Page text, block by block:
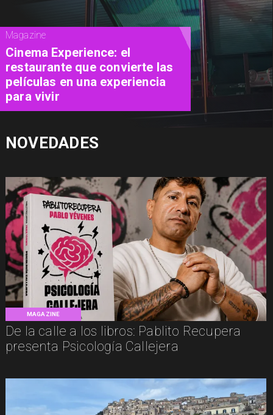
MAGAZINE
De la calle a los libros: Pablito Recupera
presenta Psicología Callejera
Magazine
Concurso de Acuarela Hardy
Wistuba 2026 abre
convocatoria con premio de
USD 3.000
NOVEDADES